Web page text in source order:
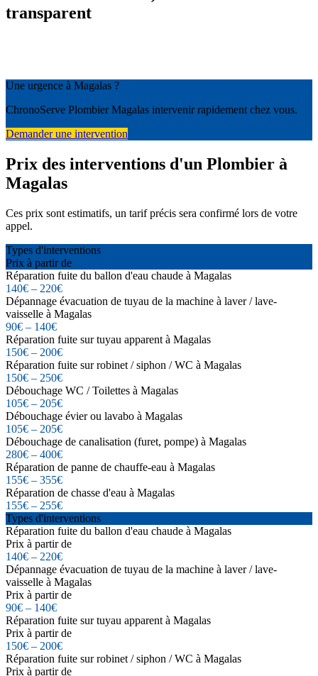
transparent
Une urgence à Magalas ?
ChronoServe Plombier Magalas intervenir rapidement chez vous.
Demander une intervention
Prix des interventions d'un Plombier à
Magalas
Ces prix sont estimatifs, un tarif précis sera confirmé lors de votre
appel.
Types d'interventions
Prix à partir de
Réparation fuite du ballon d'eau chaude à Magalas
140€ – 220€
Dépannage évacuation de tuyau de la machine à laver / lave-
vaisselle à Magalas
90€ – 140€
Réparation fuite sur tuyau apparent à Magalas
150€ – 200€
Réparation fuite sur robinet / siphon / WC à Magalas
150€ – 250€
Débouchage WC / Toilettes à Magalas
105€ – 205€
Débouchage évier ou lavabo à Magalas
105€ – 205€
Débouchage de canalisation (furet, pompe) à Magalas
280€ – 400€
Réparation de panne de chauffe-eau à Magalas
155€ – 355€
Réparation de chasse d'eau à Magalas
155€ – 255€
Types d'interventions
Réparation fuite du ballon d'eau chaude à Magalas
Prix à partir de
140€ – 220€
Dépannage évacuation de tuyau de la machine à laver / lave-
vaisselle à Magalas
Prix à partir de
90€ – 140€
Réparation fuite sur tuyau apparent à Magalas
Prix à partir de
150€ – 200€
Réparation fuite sur robinet / siphon / WC à Magalas
Prix à partir de